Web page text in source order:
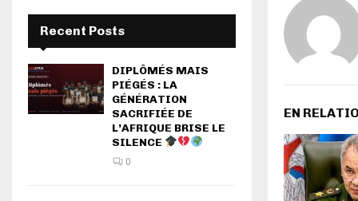
EN
Recent Posts
DIPLÔMÉS MAIS
PIÉGÉS : LA
GÉNÉRATION
SACRIFIÉE DE
L’AFRIQUE BRISE LE
SILENCE
0